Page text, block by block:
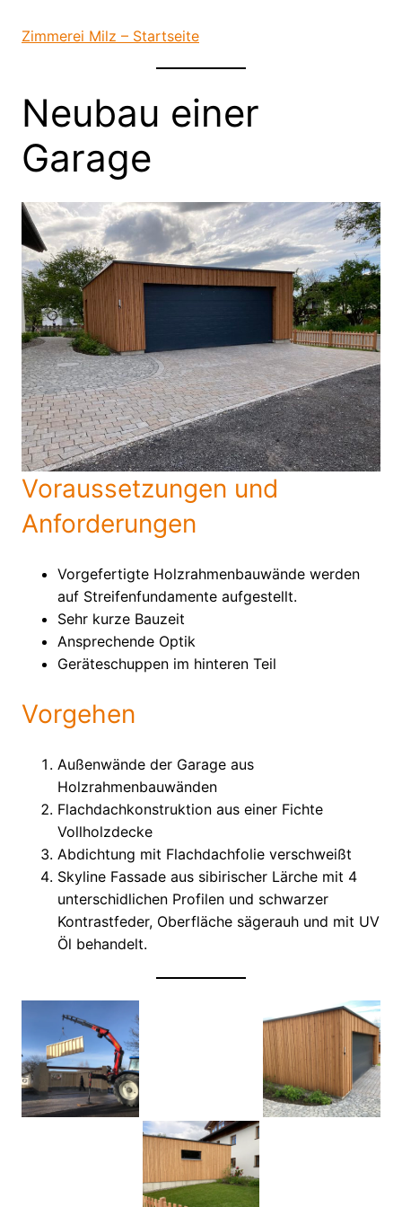
zumZimmerei Milz – Startseite
Neubau einer
Garage
Voraussetzungen und
Anforderungen
Vorgefertigte Holzrahmenbauwände werden
auf Streifenfundamente aufgestellt.
Sehr kurze Bauzeit
Ansprechende Optik
Geräteschuppen im hinteren Teil
Vorgehen
Außenwände der Garage aus
Holzrahmenbauwänden
Flachdachkonstruktion aus einer Fichte
Vollholzdecke
Abdichtung mit Flachdachfolie verschweißt
Skyline Fassade aus sibirischer Lärche mit 4
unterschidlichen Profilen und schwarzer
Kontrastfeder, Oberfläche sägerauh und mit UV
Öl behandelt.